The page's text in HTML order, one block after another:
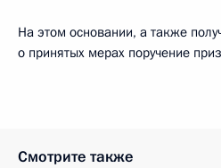
На этом основании, а также
о принятых мерах поручение
Смотрите также